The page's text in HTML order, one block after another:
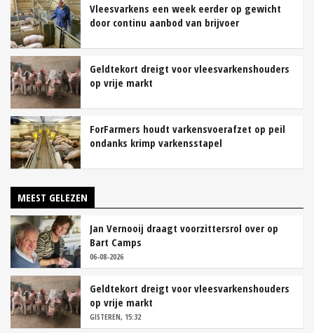
Vleesvarkens een week eerder op gewicht
door continu aanbod van brijvoer
Geldtekort dreigt voor vleesvarkenshouders
op vrije markt
ForFarmers houdt varkensvoerafzet op peil
ondanks krimp varkensstapel
MEEST GELEZEN
Jan Vernooij draagt voorzittersrol over op
Bart Camps
06-08-2026
Geldtekort dreigt voor vleesvarkenshouders
op vrije markt
GISTEREN, 15:32